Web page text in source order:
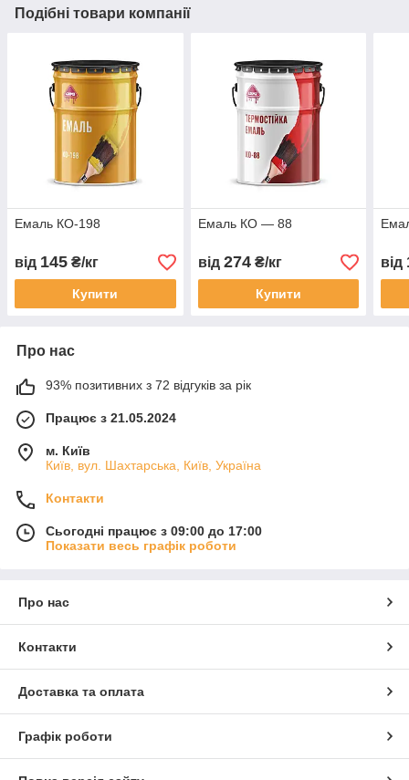
Подібні товари компанії
Емаль КО-198
від 145 ₴/кг
Купити
Емаль КО — 88
від 274₴/кг
Купити
від
Про нас
93% позитивних з 72 відгуків за рік
Працює з 21.05.2024
м. Київ
Київ, вул. Шахтарська, Київ, Україна
Контакти
Сьогодні працює з 09:00 до 17:00
Показати весь графік роботи
Про нас
Контакти
Доставка та оплата
Графік роботи